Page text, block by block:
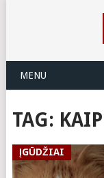
MENU
TAG:
ĮGŪDŽIAI